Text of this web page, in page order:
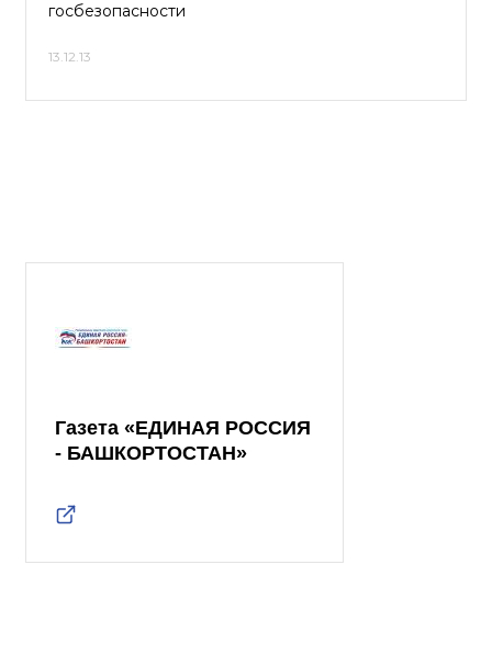
госбезопасности
13.12.13
Газета «ЕДИНАЯ РОССИЯ
- БАШКОРТОСТАН»